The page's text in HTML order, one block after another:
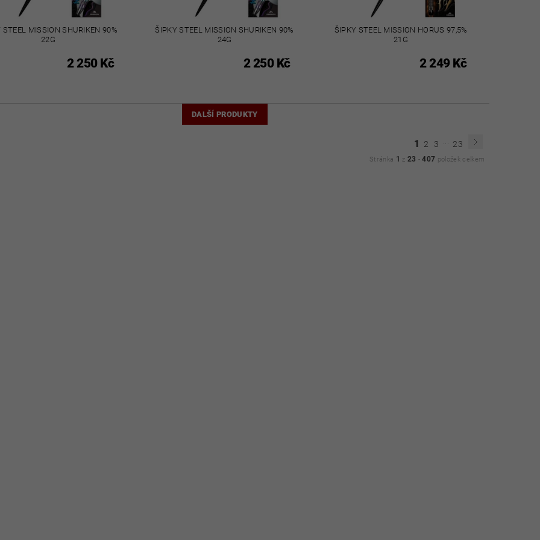
STEEL MISSION SHURIKEN 90%
22G
2 250 Kč
ŠIPKY STEEL MISSION SHURIKEN 90%
24G
2 250 Kč
ŠIPKY STEEL MISSION HORUS 97,5%
21G
2 249 Kč
DALŠÍ PRODUKTY
1 2 3 23
Stránka 1 z 23 -407 položek celkem